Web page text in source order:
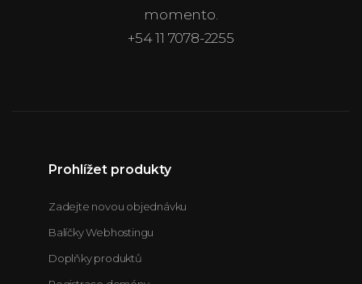
momento.
+54 11 7078-2255
Prohlížet produkty
Zadejte novou objednávku
Balíčky Webhostingu
Doplňky produktů